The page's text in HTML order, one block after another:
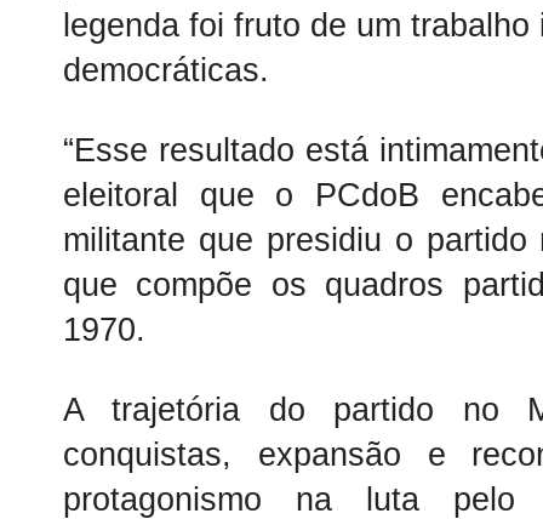
legenda foi fruto de um
democráticas.
“Esse resultado está
eleitoral que o PCdoB
militante que presidiu o
que compõe os quadros
1970.
A trajetória do partido no
conquistas, expansão e
protagonismo na luta